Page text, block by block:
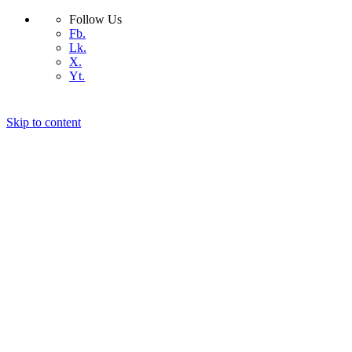
Follow Us
Fb.
Lk.
X.
Yt.
Skip to content